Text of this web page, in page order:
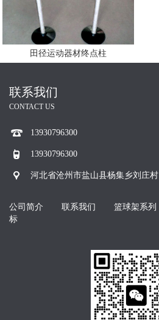
田径运动器材终点柱
联系我们
CONTACT US
13930796300
13930796300
河北省沧州市盐山县杨集乡刘庄村
公司简介 联系我们 篮球架系列
标